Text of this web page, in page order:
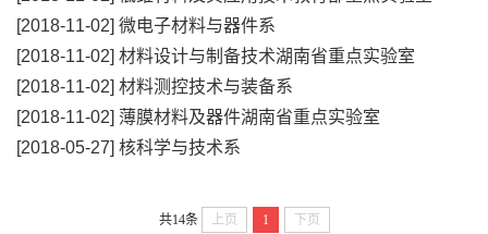
[2018-11-02] 微电子材料与器件系
[2018-11-02] 材料设计与制备技术湖南省重点实验室
[2018-11-02] 材料测控技术与装备系
[2018-11-02] 薄膜材料及器件湖南省重点实验室
[2018-05-27] 核科学与技术系
共14条 上页 1 下页